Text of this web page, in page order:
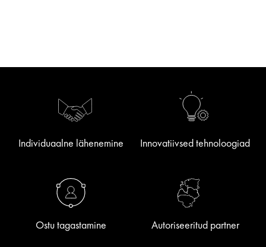
Individuaalne lähenemine Innovatiivsed tehnoloogiad
Ostu tagastamine Autoriseeritud partner